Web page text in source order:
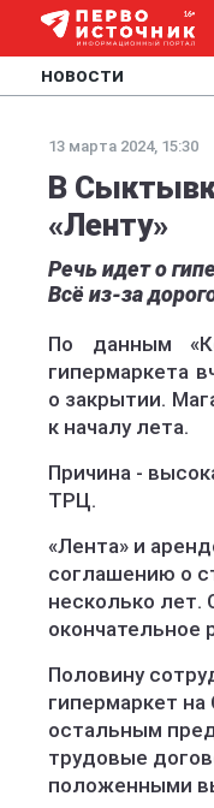
НОВОСТИ
13 марта 2024, 15:30
В
«Ленту»
Речь идет о
Всё из-за
По данным
гипермаркета
о закрытии.
к началу лета.
Причина -
ТРЦ.
«Лента» и
соглашению о
несколько лет.
окончательное
Половину
гипермаркет
остальным
трудовые
положенными